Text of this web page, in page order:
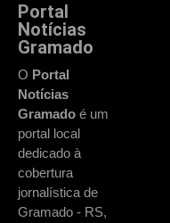
Portal
Notícias
Gramado
O Portal
Notícias
Gramado é um
portal local
dedicado à
cobertura
jornalística de
Gramado - RS,